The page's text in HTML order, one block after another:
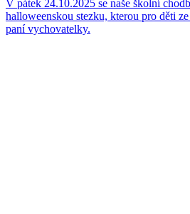
V pátek 24.10.2025 se naše školní
halloweenskou stezku, kterou pro děti
paní vychovatelky.